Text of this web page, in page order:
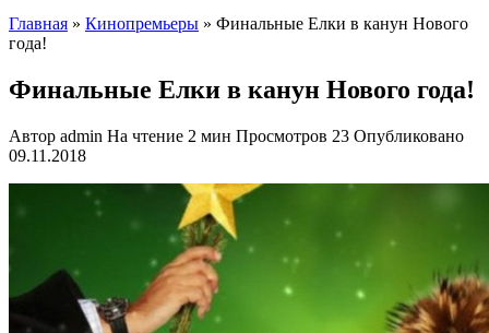
Главная » Кинопремьеры » Финальные Елки в канун Нового
года!
Финальные Елки в канун Нового года!
Автор admin На чтение 2 мин Просмотров 23 Опубликовано
09.11.2018